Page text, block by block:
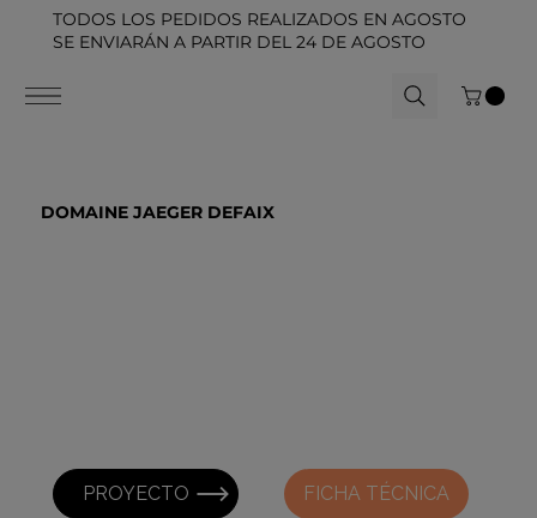
TODOS LOS PEDIDOS REALIZADOS EN AGOSTO
SE ENVIARÁN A PARTIR DEL 24 DE AGOSTO
DOMAINE JAEGER DEFAIX
PROYECTO FICHA TÉCNICA